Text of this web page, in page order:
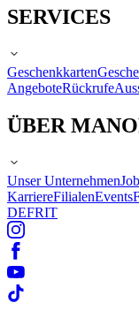
SERVICES
Geschenkkarten
AngeboteRückrufe
ÜBER
Unser Unternehmen
KarriereFilialenEvents
DEFRIT